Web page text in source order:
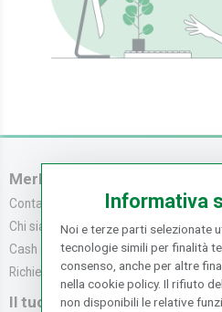
Merlo Carta
Contattaci
Chi siamo
Cash & Carry
Richiedi catalogo
Il tuo Account
Informativa
Noi e terze parti selezionate
tecnologie simili per finalità
consenso, anche per altre
nella cookie policy. Il rifiuto
non disponibili le relative